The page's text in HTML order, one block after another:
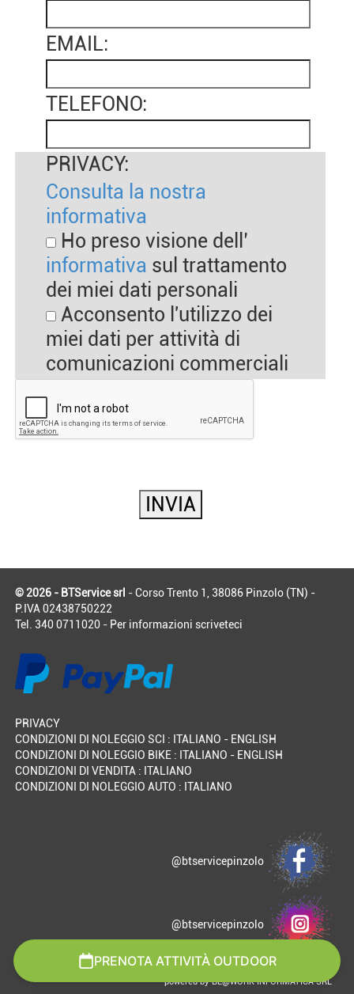
EMAIL:
TELEFONO:
PRIVACY:
Consulta la nostra
informativa
Ho preso visione dell’
informativa sul trattamento
dei miei dati personali
Acconsento l'utilizzo dei
miei dati per attività di
comunicazioni commerciali
© 2026 - BTService srl - Corso Trento 1, 38086 Pinzolo (TN) -
P.IVA 02438750222
Tel. 340 0711020 - Per informazioni scriveteci
PRIVACY
CONDIZIONI DI NOLEGGIO SCI : ITALIANO - ENGLISH
CONDIZIONI DI NOLEGGIO BIKE : ITALIANO - ENGLISH
CONDIZIONI DI VENDITA : ITALIANO
CONDIZIONI DI NOLEGGIO AUTO : ITALIANO
@btservicepinzolo
@btservicepinzolo
powered by BE@WORK INFORMATICA SRL
PRENOTA ATTIVITÀ OUTDOOR